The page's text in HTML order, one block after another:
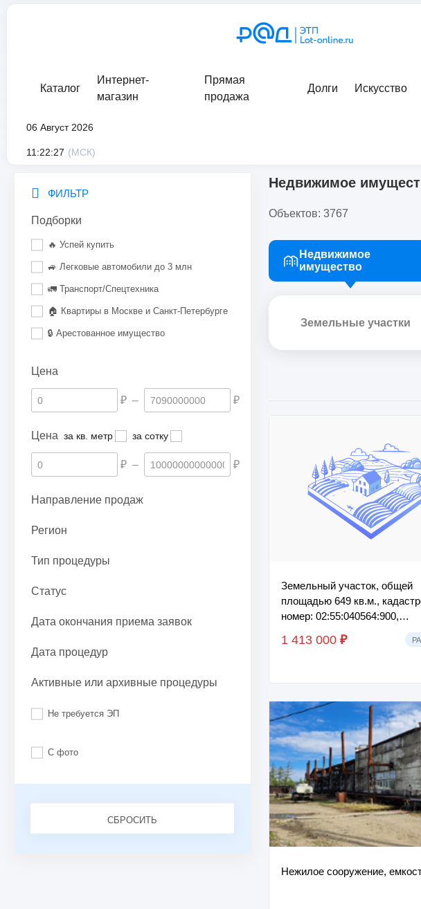
Каталог
Интернет-
магазин
Прямая
продажа
Долги Искусство
06 Август 2026
11:22:27 (МСК)
ФИЛЬТР
Подборки
🔥 Успей купить
🚙 Легковые автомобили до 3 млн
🚛 Транспорт/Спецтехника
🏠 Квартиры в Москве и Санкт-Петербурге
🔒 Арестованное имущество
Цена
₽ – ₽
Направление продаж
Регион
Тип процедуры
Статус
Дата окончания приема заявок
Дата процедур
Активные или архивные процедуры
Цена за кв. метр за сотку
₽ – ₽
Не требуется ЭП
С фото
СБРОСИТЬ
Недвижимое
Объектов: 3767
Недвижимое
имущество
Земельные участки
Земельный участок, общей
площадью 649 кв.м.,
номер: 02:55:040564:900,
расположенный по адресу:
Российская Федерация,
1 413 000 ₽
Нежилое сооружение,